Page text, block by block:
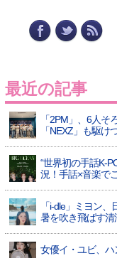
最近の記事
「2PM」、6人
「NEXZ」も駆け
“世界初の手話K-
況！手話×音楽で
「i-dle」ミヨン
暑を吹き飛ばす清
女優イ・ユビ、